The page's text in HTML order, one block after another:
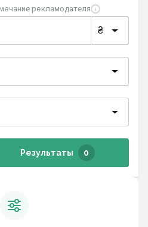
рекламодателя
₴
Результаты 0